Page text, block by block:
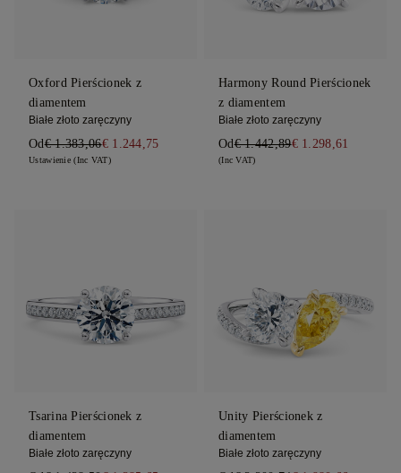
Oxford Pierścionek z
diamentem
Białe złoto zaręczyny
Od€ 1.383,06€ 1.244,75
Ustawienie (Inc VAT)
Harmony Round Pierścionek
z diamentem
Białe złoto zaręczyny
Od€ 1.442,89€ 1.298,61
(Inc VAT)
Tsarina Pierścionek z
diamentem
Białe złoto zaręczyny
Unity Pierścionek z
diamentem
Białe złoto zaręczyny